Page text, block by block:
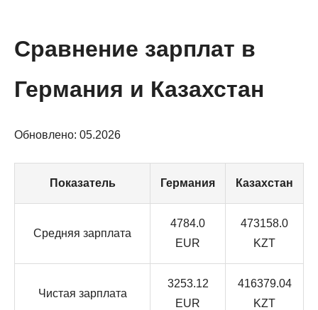
Сравнение зарплат в
Германия и Казахстан
Обновлено: 05.2026
Показатель Германия Казахстан
Средняя зарплата
4784.0
EUR
473158.0
KZT
Чистая зарплата
3253.12
EUR
416379.04
KZT